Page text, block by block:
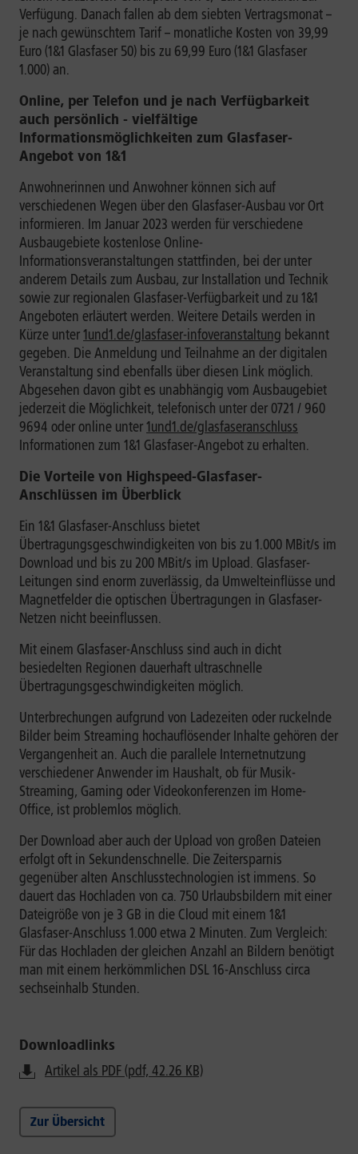
Verfügung. Danach fallen ab dem siebten Vertragsmonat –
je nach gewünschtem Tarif – monatliche Kosten von 39,99
Euro (1&1 Glasfaser 50) bis zu 69,99 Euro (1&1 Glasfaser
1.000) an.
Online, per Telefon und je nach Verfügbarkeit
auch persönlich - vielfältige
Informationsmöglichkeiten zum Glasfaser-
Angebot von 1&1
Anwohnerinnen und Anwohner können sich auf
verschiedenen Wegen über den Glasfaser-Ausbau vor Ort
informieren. Im Januar 2023 werden für verschiedene
Ausbaugebiete kostenlose Online-
Informationsveranstaltungen stattfinden, bei der unter
anderem Details zum Ausbau, zur Installation und Technik
sowie zur regionalen Glasfaser-Verfügbarkeit und zu 1&1
Angeboten erläutert werden. Weitere Details werden in
Kürze unter1und1.de/glasfaser-infoveranstaltung bekannt
gegeben. Die Anmeldung und Teilnahme an der digitalen
Veranstaltung sind ebenfalls über diesen Link möglich.
Abgesehen davon gibt es unabhängig vom Ausbaugebiet
jederzeit die Möglichkeit, telefonisch unter der 0721 / 960
9694 oder online unter1und1.de/glasfaseranschluss
Informationen zum 1&1 Glasfaser-Angebot zu erhalten.
Die Vorteile von Highspeed-Glasfaser-
Anschlüssen im Überblick
Ein 1&1 Glasfaser-Anschluss bietet
Übertragungsgeschwindigkeiten von bis zu 1.000 MBit/s im
Download und bis zu 200 MBit/s im Upload. Glasfaser-
Leitungen sind enorm zuverlässig, da Umwelteinflüsse und
Magnetfelder die optischen Übertragungen in Glasfaser-
Netzen nicht beeinflussen.
Mit einem Glasfaser-Anschluss sind auch in dicht
besiedelten Regionen dauerhaft ultraschnelle
Übertragungsgeschwindigkeiten möglich.
Unterbrechungen aufgrund von Ladezeiten oder ruckelnde
Bilder beim Streaming hochauflösender Inhalte gehören der
Vergangenheit an. Auch die parallele Internetnutzung
verschiedener Anwender im Haushalt, ob für Musik-
Streaming, Gaming oder Videokonferenzen im Home-
Office, ist problemlos möglich.
Der Download aber auch der Upload von großen Dateien
erfolgt oft in Sekundenschnelle. Die Zeitersparnis
gegenüber alten Anschlusstechnologien ist immens. So
dauert das Hochladen von ca. 750 Urlaubsbildern mit einer
Dateigröße von je 3 GB in die Cloud mit einem 1&1
Glasfaser-Anschluss 1.000 etwa 2 Minuten. Zum Vergleich:
Für das Hochladen der gleichen Anzahl an Bildern benötigt
man mit einem herkömmlichen DSL 16-Anschluss circa
sechseinhalb Stunden.
Downloadlinks
Artikel als PDF (pdf, 42.26 KB)
Zur Übersicht